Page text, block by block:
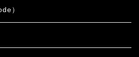
）